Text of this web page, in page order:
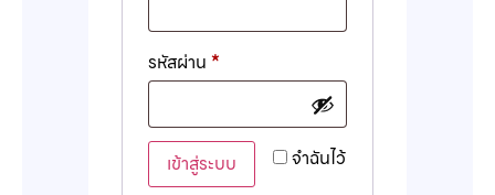
รหัสผ่าน *
จำฉันไว้
เข้าสู่ระบบ